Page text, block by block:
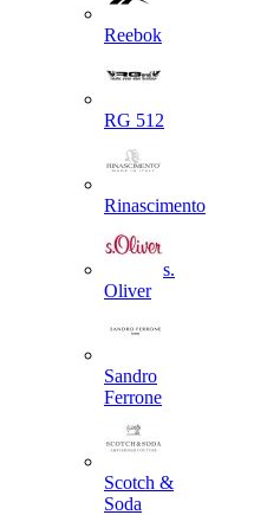
Reebok
RG 512
Rinascimento
s.
Oliver
Sandro
Ferrone
Scotch &
Soda